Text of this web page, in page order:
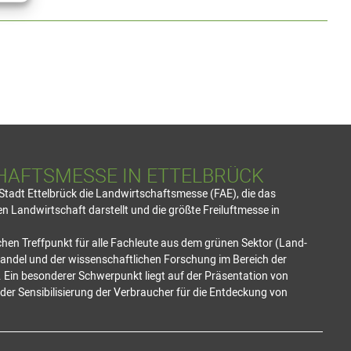
IN ETTELBRÜCK
Ettelbrück die Landwirtschaftsmesse (FAE), die das
Landwirtschaft darstellt und die größte Freiluftmesse in
Treffpunkt für alle Fachleute aus dem grünen Sektor (Land-
und der wissenschaftlichen Forschung im Bereich der
besonderer Schwerpunkt liegt auf der Präsentation von
Sensibilisierung der Verbraucher für die Entdeckung von